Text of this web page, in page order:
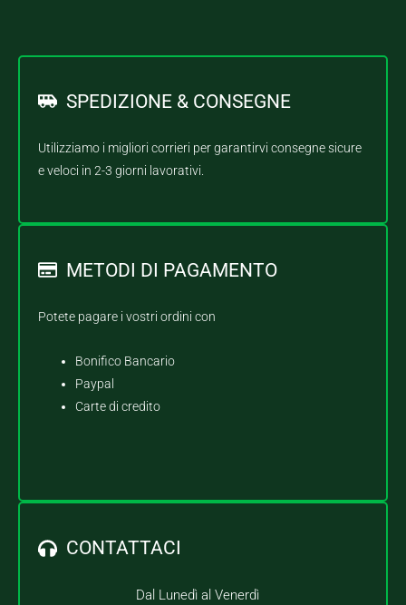
SPEDIZIONE & CONSEGNE
Utilizziamo i migliori corrieri per garantirvi consegne sicure
e veloci in 2-3 giorni lavorativi.
METODI DI PAGAMENTO
Potete pagare i vostri ordini con
Bonifico Bancario
Paypal
Carte di credito
CONTATTACI
Dal Lunedì al Venerdì